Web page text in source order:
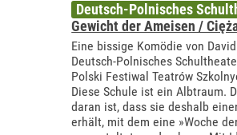
Deutsch-Polnisches
Gewicht der Ameisen /
Eine bissige Komödie von
Deutsch-Polnisches
Polski Festiwal Teatrów
Diese Schule ist ein Albtraum.
daran ist, dass sie deshalb
erhält, mit dem eine »Woche